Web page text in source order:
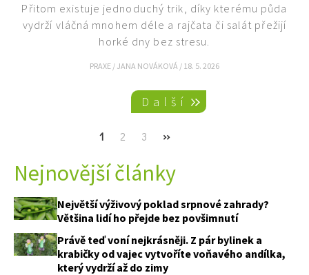
Přitom existuje jednoduchý trik, díky kterému půda
vydrží vláčná mnohem déle a rajčata či salát přežijí
horké dny bez stresu.
PRAXE / JANA NOVÁKOVÁ / 18. 5. 2026
Pagination
Další
Current
1 Page
2 Page
3
Next
››
Nejnovější články
Největší výživový poklad srpnové zahrady?
Většina lidí ho přejde bez povšimnutí
Právě teď voní nejkrásněji. Z pár bylinek a
krabičky od vajec vytvoříte voňavého andílka,
který vydrží až do zimy